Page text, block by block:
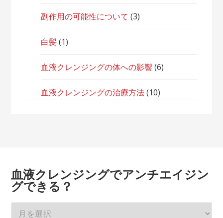
副作用の可能性について (3)
白髪(1)
血液クレンジングの体への影響(6)
血液クレンジングの治療方法(10)
血液クレンジングでアンチエイジン
グできる？